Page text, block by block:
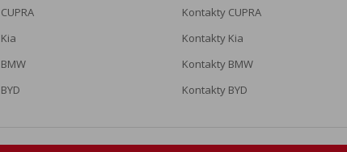
CUPRA
Kia
BMW
BYD
Kontakty CUPRA
Kontakty Kia
Kontakty BMW
Kontakty BYD